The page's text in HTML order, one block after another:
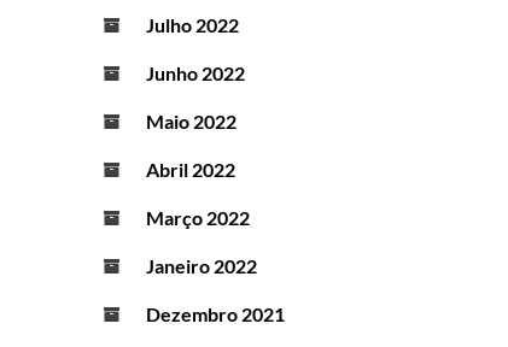
Julho 2022
Junho 2022
Maio 2022
Abril 2022
Março 2022
Janeiro 2022
Dezembro 2021